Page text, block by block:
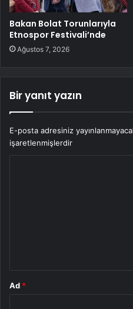
Bakan Bolat Torunlarıyla
Etnospor Festivali’nde
Ağustos 7, 2026
Bir yanıt yazın
E-posta adresiniz
işaretlenmişlerdir
Ad *